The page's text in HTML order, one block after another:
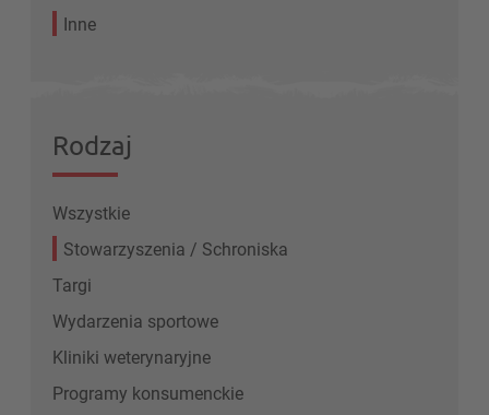
Inne
Rodzaj
Wszystkie
Stowarzyszenia / Schroniska
Targi
Wydarzenia sportowe
Kliniki weterynaryjne
Programy konsumenckie